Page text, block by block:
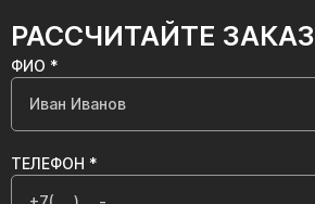
РАССЧИТАЙТЕ ЗАКАЗ
ФИО *
ТЕЛЕФОН *